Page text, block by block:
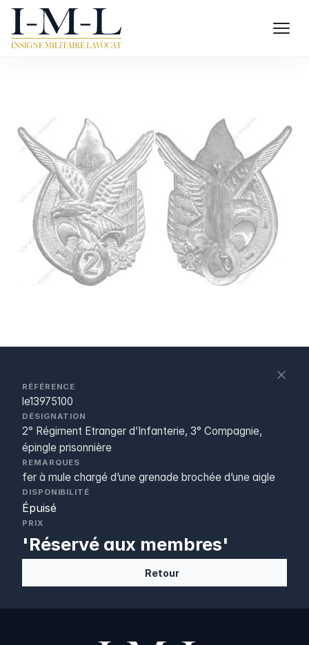
RÉFÉRENCE
le13975100
DÉSIGNATION
2° Régiment Etranger d’Infanterie, 3° Compagnie,
épingle prisonnière
REMARQUES
fer à mule chargé d’une grenade brochée d’une aigle
DISPONIBILITÉ
Épuisé
PRIX
'Réservé aux membres'
Retour